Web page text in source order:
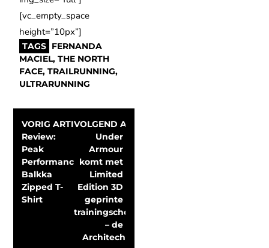
[vc_empty_space
height=”10px”]
TAGS FERNANDA
MACIEL,THE NORTH
FACE,TRAILRUNNING,
ULTRARUNNING
VORIG ARTIKEL
Review:
Peak
Performance
Balkka
Zipped T-
Shirt
VOLGEND ARTIKEL
Under
Armour
komt met
Limited
Edition 3D
geprinte
trainingschoen
– de
Architech